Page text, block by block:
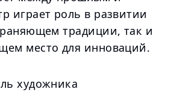
играет роль в развитии
традиции, так и
место для инноваций.
художника